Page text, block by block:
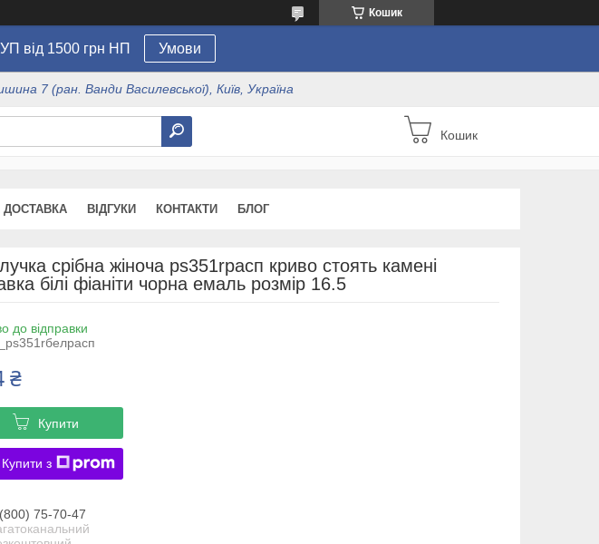
Кошик
від 1500 грн НП Умови
7 (ран. Ванди Василевської), Київ, Україна
Кошик
ВІДГУКИ КОНТАКТИ БЛОГ
срібна жіноча ps351rрасп криво стоять камені
білі фіаніти чорна емаль розмір 16.5
до відправки
_ps351rбелрасп
₴
Купити
Купити з
75-70-47